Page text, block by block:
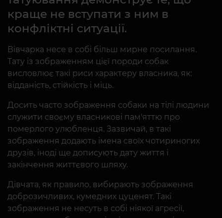
краще не вступати з ним в
конфліктні ситуації.
Вівчарка несе в собі більш мирне посилання.
Тату із зображенням цієї породи собак
висловлює такі риси характеру власника, як:
відданість, стійкість і міць.
Досить часто зображення собаки на тілі людини
служити своєму власникові пам'яттю про
померлого улюбленця. Зазвичай, в такі
зображення додають імена своїх чотириногих
друзів, іноді ще дописують дату життя і
закінчення життєвого шляху.
Дівчата, як правило, вибирають зображення
доброзичливих, кумедних цуценят. Такі
зображення не несуть в собі ніякої агресії,